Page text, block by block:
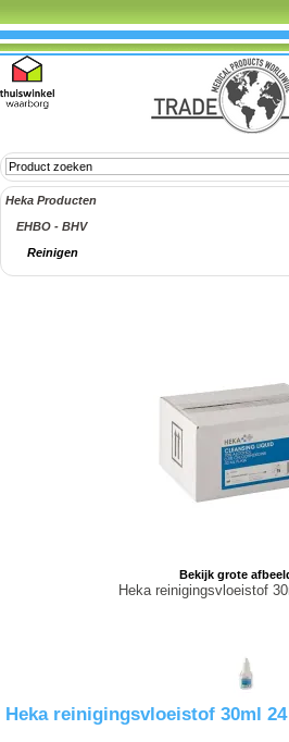
Heka Producten
EHBO - BHV
Reinigen
Bekijk grote
Heka reinigingsvloeistof
Heka reinigingsvloeistof 30ml